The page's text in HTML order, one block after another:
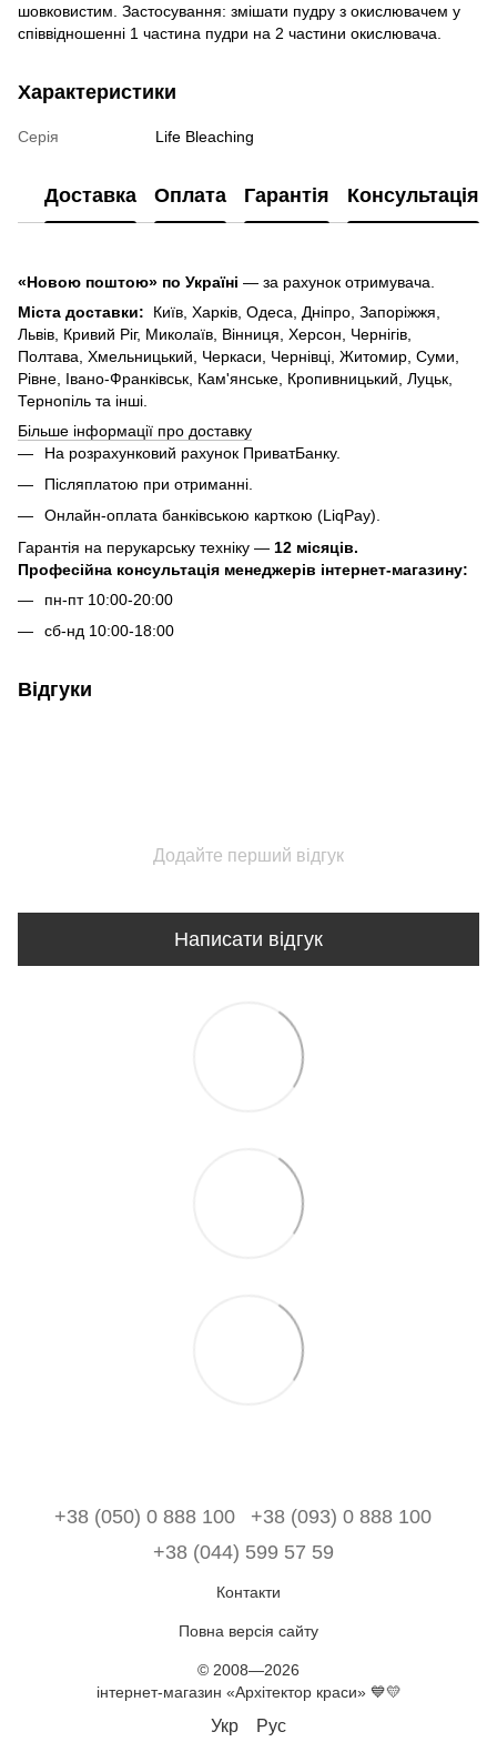
шовковистим. Застосування: змішати пудру з окислювачем у
співвідношенні 1 частина пудри на 2 частини окислювача.
Характеристики
Серія Life Bleaching
Доставка Оплата Гарантія Консультація
«Новою поштою» по Україні — за рахунок отримувача.
Міста доставки: Київ, Харків, Одеса, Дніпро, Запоріжжя,
Львів, Кривий Ріг, Миколаїв, Вінниця, Херсон, Чернігів,
Полтава, Хмельницький, Черкаси, Чернівці, Житомир, Суми,
Рівне, Івано-Франківськ, Кам'янське, Кропивницький, Луцьк,
Тернопіль та інші.
Більше інформації про доставку
На розрахунковий рахунок ПриватБанку.
Післяплатою при отриманні.
Онлайн-оплата банківською карткою (LiqPay).
Гарантія на перукарську техніку — 12 місяців.
Професійна консультація менеджерів інтернет-магазину:
пн-пт 10:00-20:00
сб-нд 10:00-18:00
Відгуки
Додайте перший відгук
Написати відгук
+38 (050) 0 888 100
+38 (093) 0 888 100
+38 (044) 599 57 59
Контакти
Повна версія сайту
© 2008—2026
інтернет-магазин «Архітектор краси» 💙💛
Укр Рус